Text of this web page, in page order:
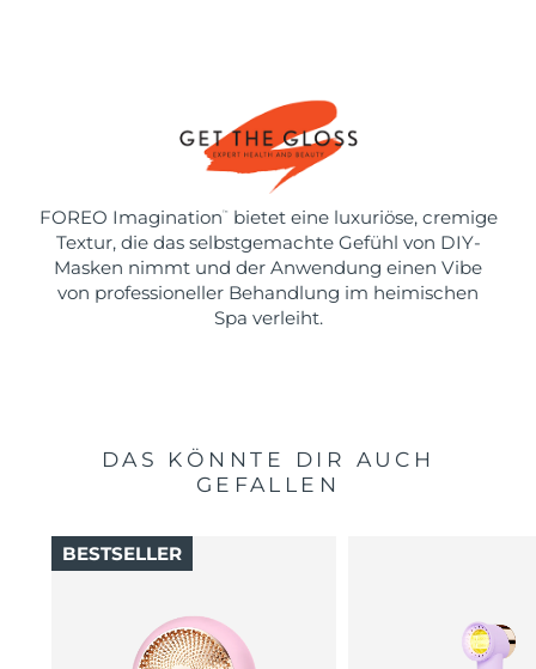
FOREO Imagination ™
bietet eine luxuriöse, cremige
Textur, die das selbstgemachte Gefühl von DIY-
Masken nimmt und der Anwendung einen Vibe
von professioneller Behandlung im heimischen
Spa verleiht.
DAS KÖNNTE DIR AUCH
GEFALLEN
BESTSELLER